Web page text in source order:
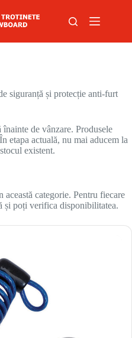
siguranță și protecție anti-furt
de vânzare. Produsele
etapa actuală, nu mai aducem la
existent.
categorie. Pentru fiecare
și poți verifica disponibilitatea.